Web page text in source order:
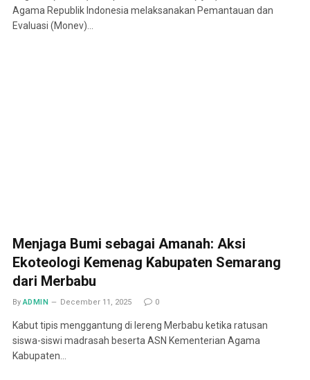
Agama Republik Indonesia melaksanakan Pemantauan dan
Evaluasi (Monev)…
Menjaga Bumi sebagai Amanah: Aksi
Ekoteologi Kemenag Kabupaten Semarang
dari Merbabu
By ADMIN December 11, 2025 0
Kabut tipis menggantung di lereng Merbabu ketika ratusan
siswa-siswi madrasah beserta ASN Kementerian Agama
Kabupaten…